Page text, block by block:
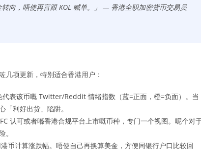
向，唔使再盲跟 KOL 喊单。」 — 香港全职加密货币交易员
项更新，特别适合香港用户：
表该币嘅 Twitter/Reddit 情绪指数（蓝=正面，橙=负面）。当
利好出货」陷阱。
认可或者喺香港合规平台上市嘅币种，专门一个视图。呢个对
币计算涨跌幅。唔使自己再换算美金，方便同银行户口比较回